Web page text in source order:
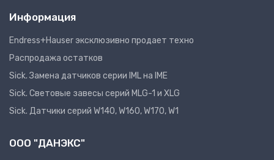
Информация
Endress+Hauser эксклюзивно продает техно
Распродажа остатков
Sick. Замена датчиков серии IML на IME
Sick. Световые завесы серий MLG-1 и XLG
Sick. Датчики серий W140, W160, W170, W1
ООО "ДАНЭКС"